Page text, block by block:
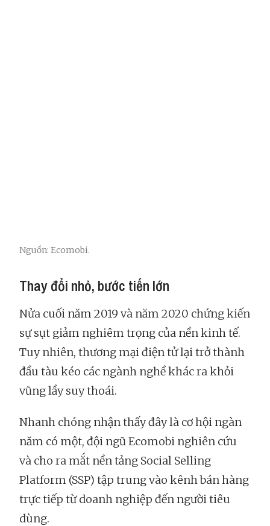
Nguồn: Ecomobi.
Thay đổi nhỏ, bước tiến lớn
Nửa cuối năm 2019 và năm 2020 chứng kiến
sự sụt giảm nghiêm trọng của nền kinh tế.
Tuy nhiên, thương mại điện tử lại trở thành
đầu tàu kéo các ngành nghề khác ra khỏi
vũng lầy suy thoái.
Nhanh chóng nhận thấy đây là cơ hội ngàn
năm có một, đội ngũ Ecomobi nghiên cứu
và cho ra mắt nền tảng Social Selling
Platform (SSP) tập trung vào kênh bán hàng
trực tiếp từ doanh nghiệp đến người tiêu
dùng.